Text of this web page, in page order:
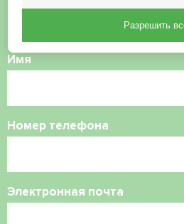
Свяжитесь с нами, и
Имя
Номер телефона
Электронная почта
Разрешить